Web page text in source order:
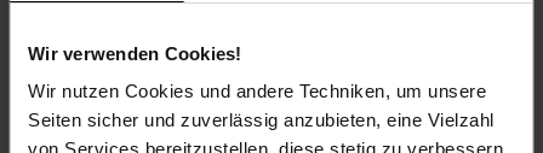
Wir verwenden Cookies!
Wir nutzen Cookies und andere Techniken, um unsere
Seiten sicher und zuverlässig anzubieten, eine Vielzahl
von Services bereitzustellen, diese stetig zu verbessern
Keine scharfen Haushaltsreiniger verwenden
Maximalbelastung: 80 kg
Lieferumfang